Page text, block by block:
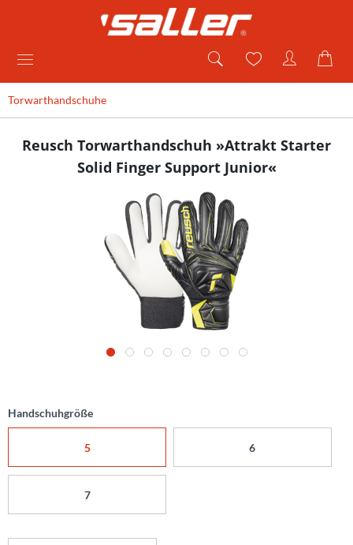
Torwarthandschuhe
Reusch Torwarthandschuh »Attrakt Starter
Solid Finger Support Junior«
Handschuhgröße
5 6
7